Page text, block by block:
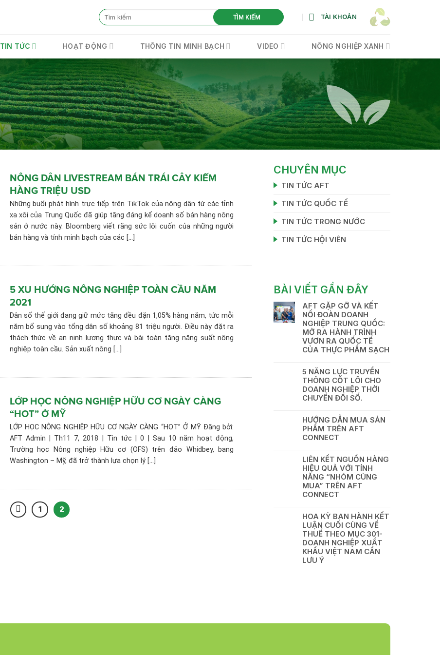
TÌM KIẾM TÀI KHOẢN
TIN TỨC HOẠT ĐỘNG THÔNG TIN MINH BẠCH VIDEO NÔNG NGHIỆP XANH
NÔNG DÂN LIVESTREAM BÁN TRÁI CÂY KIẾM
HÀNG TRIỆU USD
Những buổi phát hình trực tiếp trên TikTok của nông dân từ các tỉnh
xa xôi của Trung Quốc đã giúp tăng đáng kể doanh số bán hàng nông
sản ở nước này. Bloomberg viết rằng sức lôi cuốn của những người
bán hàng và tính minh bạch của các [...]
5 XU HƯỚNG NÔNG NGHIỆP TOÀN CẦU NĂM
2021
Dân số thế giới đang giữ mức tăng đều đặn 1,05% hàng năm, tức mỗi
năm bổ sung vào tổng dân số khoảng 81 triệu người. Điều này đặt ra
thách thức về an ninh lương thực và bài toàn tăng năng suất nông
nghiệp toàn cầu. Sản xuất nông [...]
LỚP HỌC NÔNG NGHIỆP HỮU CƠ NGÀY CÀNG
“HOT” Ở MỸ
LỚP HỌC NÔNG NGHIỆP HỮU CƠ NGÀY CÀNG “HOT” Ở MỸ Đăng bởi:
AFT Admin | Th11 7, 2018 | Tin tức | 0 | Sau 10 năm hoạt động,
Trường học Nông nghiệp Hữu cơ (OFS) trên đảo Whidbey, bang
Washington – Mỹ, đã trở thành lựa chọn lý [...]
1 2
CHUYÊN MỤC
TIN TỨC AFT
TIN TỨC QUỐC TẾ
TIN TỨC TRONG NƯỚC
TIN TỨC HỘI VIÊN
BÀI VIẾT GẦN ĐÂY
AFT GẶP GỠ VÀ KẾT
NỐI ĐOÀN DOANH
NGHIỆP TRUNG QUỐC:
MỞ RA HÀNH TRÌNH
VƯƠN RA QUỐC TẾ
CỦA THỰC PHẨM SẠCH
5 NĂNG LỰC TRUYỀN
THÔNG CỐT LÕI CHO
DOANH NGHIỆP THỜI
CHUYỂN ĐỔI SỐ.
HƯỚNG DẪN MUA SẢN
PHẨM TRÊN AFT
CONNECT
LIÊN KẾT NGUỒN HÀNG
HIỆU QUẢ VỚI TÍNH
NĂNG “NHÓM CÙNG
MUA” TRÊN AFT
CONNECT
HOA KỲ BAN HÀNH KẾT
LUẬN CUỐI CÙNG VỀ
THUẾ THEO MỤC 301-
DOANH NGHIỆP XUẤT
KHẨU VIỆT NAM CẦN
LƯU Ý